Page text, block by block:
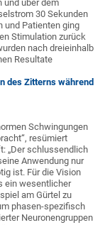
und über dem
30 Sekunden
und Patienten ging
Stimulation zurück
nach dreieinhalb
Resultate
des Zitterns während
Schwingungen
resümiert
„Der schlussendlich
Anwendung nur
ist. Für die Vision
ein wesentlicher
am Gürtel zu
phasen-spezifisch
Neuronengruppen